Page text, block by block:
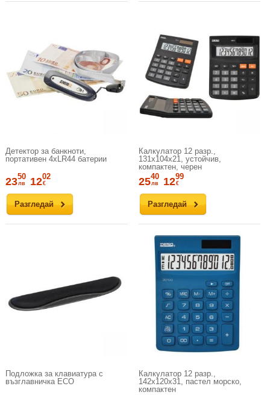
Детектор за банкноти,
портативен 4хLR44 батерии
Разгледай
2350
лв 1202
€
Калкулатор 12 разр.,
131x104x21, устойчив,
компактен, черен
Разгледай
2540
лв 1299
€
Подложка за клавиатура с
възглавничка ECO
Калкулатор 12 разр.,
142x120x31, пастел морско,
компактен